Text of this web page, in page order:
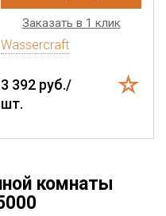
Заказать в 1 клик
Wassercraft
3 392 руб./
шт.
комнаты